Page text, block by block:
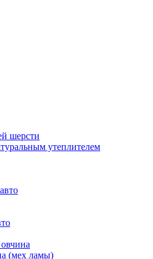
шерсти
утеплителем
(мех ламы)